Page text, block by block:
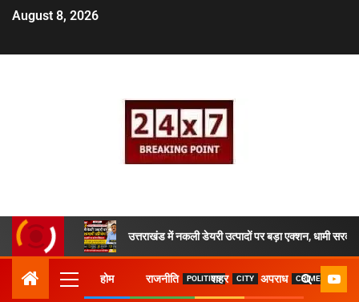
August 8, 2026
उत्तराखंड में नकली डेयरी उत्पादों पर बड़ा एक्शन, धामी
होम राजनीति POLITICSशहर CITY अपराध CRIME